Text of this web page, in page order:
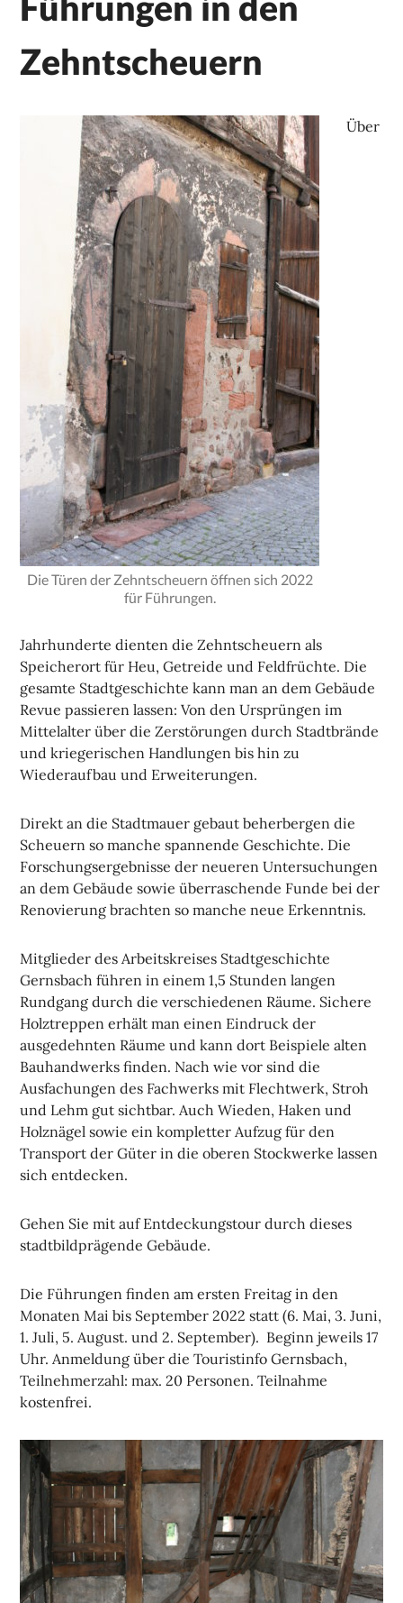
Zehntscheuern
Die Türen der Zehntscheuern öffnen sich 2022
für Führungen.
Über
Jahrhunderte dienten die Zehntscheuern als
Speicherort für Heu, Getreide und Feldfrüchte. Die
gesamte Stadtgeschichte kann man an dem Gebäude
Revue passieren lassen: Von den Ursprüngen im
Mittelalter über die Zerstörungen durch Stadtbrände
und kriegerischen Handlungen bis hin zu
Wiederaufbau und Erweiterungen.
Direkt an die Stadtmauer gebaut beherbergen die
Scheuern so manche spannende Geschichte. Die
Forschungsergebnisse der neueren Untersuchungen
an dem Gebäude sowie überraschende Funde bei der
Renovierung brachten so manche neue Erkenntnis.
Mitglieder des Arbeitskreises Stadtgeschichte
Gernsbach führen in einem 1,5 Stunden langen
Rundgang durch die verschiedenen Räume. Sichere
Holztreppen erhält man einen Eindruck der
ausgedehnten Räume und kann dort Beispiele alten
Bauhandwerks finden. Nach wie vor sind die
Ausfachungen des Fachwerks mit Flechtwerk, Stroh
und Lehm gut sichtbar. Auch Wieden, Haken und
Holznägel sowie ein kompletter Aufzug für den
Transport der Güter in die oberen Stockwerke lassen
sich entdecken.
Gehen Sie mit auf Entdeckungstour durch dieses
stadtbildprägende Gebäude.
Die Führungen finden am ersten Freitag in den
Monaten Mai bis September 2022 statt (6. Mai, 3. Juni,
1. Juli, 5. August. und 2. September). Beginn jeweils 17
Uhr. Anmeldung über die Touristinfo Gernsbach,
Teilnehmerzahl: max. 20 Personen. Teilnahme
kostenfrei.